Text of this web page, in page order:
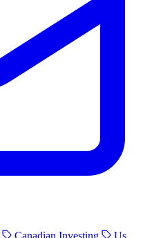
Canadian Investing Us